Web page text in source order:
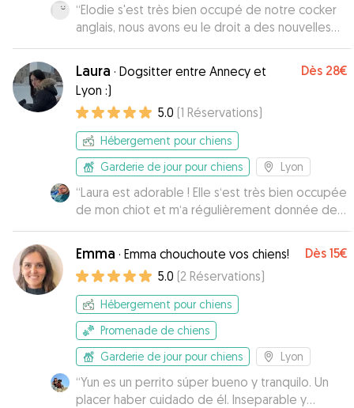
“Elodie s'est très bien occupé de notre cocker
anglais, nous avons eu le droit a des nouvelles
tout au long de la garde. C'était très
appréciable. Elodie est au top.
Laura · Dogsitter entre Annecy et
Lyon :)
Dès 28€
5.0 (1 Réservations)
Hébergement pour chiens
Garderie de jour pour chiens
Lyon
“Laura est adorable ! Elle s‘est très bien occupée
de mon chiot et m‘a régulièrement donnée des
nouvelles. J’ai pu aller travailler tranquillement
sans me faire de souci ; j’étais en confiance
totale. Je la recommande sans hésitation !”
Emma · Emma chouchoute vos chiens! Dès 15€
5.0 (2 Réservations)
Hébergement pour chiens
Promenade de chiens
Garderie de jour pour chiens
Lyon
“Yun es un perrito súper bueno y tranquilo. Un
placer haber cuidado de él. Inseparable y